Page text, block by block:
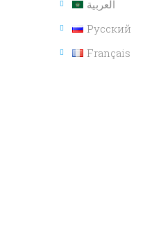
العربية
Русский
Français